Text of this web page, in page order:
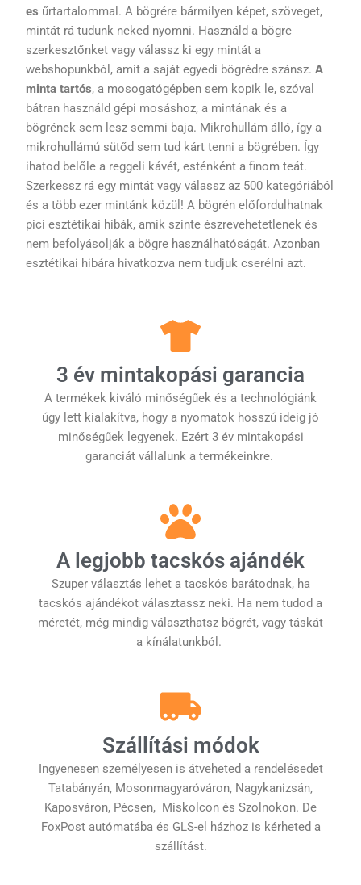
es űrtartalommal. A bögrére bármilyen képet, szöveget,
mintát rá tudunk neked nyomni. Használd a bögre
szerkesztőnket vagy válassz ki egy mintát a
webshopunkból, amit a saját egyedi bögrédre szánsz.A
minta tartós, a mosogatógépben sem kopik le, szóval
bátran használd gépi mosáshoz, a mintának és a
bögrének sem lesz semmi baja. Mikrohullám álló, így a
mikrohullámú sütőd sem tud kárt tenni a bögrében. Így
ihatod belőle a reggeli kávét, esténként a finom teát.
Szerkessz rá egy mintát vagy válassz az 500 kategóriából
és a több ezer mintánk közül! A bögrén előfordulhatnak
pici esztétikai hibák, amik szinte észrevehetetlenek és
nem befolyásolják a bögre használhatóságát. Azonban
esztétikai hibára hivatkozva nem tudjuk cserélni azt.
3 év mintakopási garancia
A termékek kiváló minőségűek és a technológiánk
úgy lett kialakítva, hogy a nyomatok hosszú ideig jó
minőségűek legyenek. Ezért 3 év mintakopási
garanciát vállalunk a termékeinkre.
A legjobb tacskós ajándék
Szuper választás lehet a tacskós barátodnak, ha
tacskós ajándékot választassz neki. Ha nem tudod a
méretét, még mindig választhatsz bögrét, vagy táskát
a kínálatunkból.
Szállítási módok
Ingyenesen személyesen is átveheted a rendelésedet
Tatabányán, Mosonmagyaróváron, Nagykanizsán,
Kaposváron, Pécsen, Miskolcon és Szolnokon. De
FoxPost autómatába és GLS-el házhoz is kérheted a
szállítást.